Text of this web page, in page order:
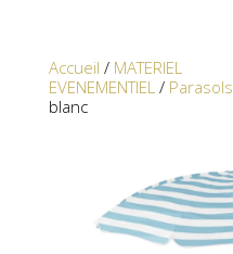
Accueil / MATERIEL
EVENEMENTIEL/ Parasols
blanc